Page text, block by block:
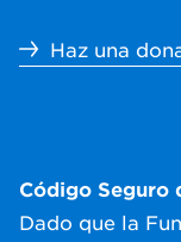
Haz una
Código Seguro
Dado que la